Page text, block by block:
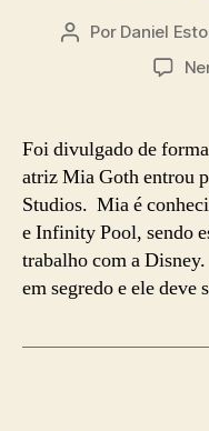
Autor
Por Daniel
Foi divulgado de
atriz Mia Goth entrou
Studios. Mia é
e Infinity Pool, sendo
trabalho com a
em segredo e ele